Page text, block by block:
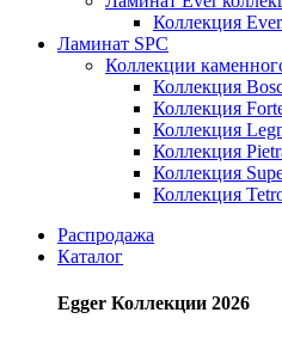
Коллекция
Ламинат SPC
Коллекции
Коллекция
Коллекция
Коллекция
Коллекция
Коллекция
Коллекция
Распродажа
Каталог
Egger Коллекции 2026